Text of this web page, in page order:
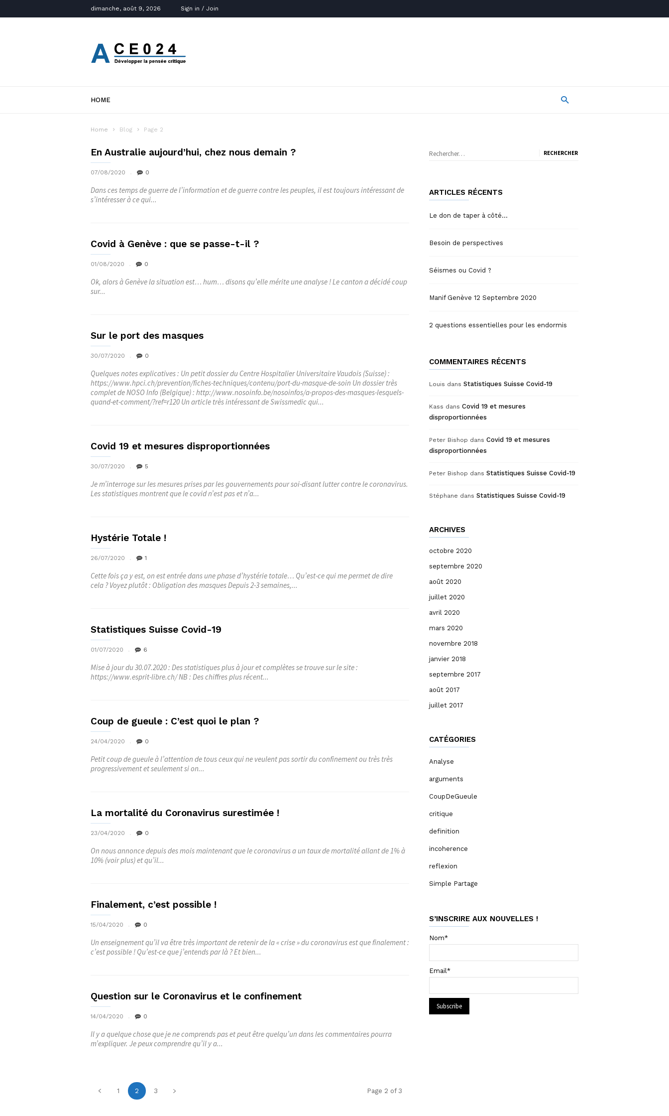
dimanche, août 9, 2026 Sign in / Join
HOME
Home Blog Page 2
En Australie aujourd’hui, chez nous demain ?
07/08/2020 0
Dans ces temps de guerre de l’information et de guerre contre les peuples, il est toujours intéressant de
s’intéresser à ce qui...
Covid à Genève : que se passe-t-il ?
01/08/2020 0
Ok, alors à Genève la situation est… hum… disons qu’elle mérite une analyse ! Le canton a décidé coup
sur...
Sur le port des masques
30/07/2020 0
Quelques notes explicatives : Un petit dossier du Centre Hospitalier Universitaire Vaudois (Suisse) :
https://www.hpci.ch/prevention/fiches-techniques/contenu/port-du-masque-de-soin Un dossier très
complet de NOSO Info (Belgique) : http://www.nosoinfo.be/nosoinfos/a-propos-des-masques-lesquels-
quand-et-comment/?ref=r120 Un article très intéressant de Swissmedic qui...
Covid 19 et mesures disproportionnées
30/07/2020 5
Je m’interroge sur les mesures prises par les gouvernements pour soi-disant lutter contre le coronavirus.
Les statistiques montrent que le covid n’est pas et n’a...
Hystérie Totale !
26/07/2020 1
Cette fois ça y est, on est entrée dans une phase d’hystérie totale… Qu’est-ce qui me permet de dire
cela ? Voyez plutôt : Obligation des masques Depuis 2-3 semaines,...
Statistiques Suisse Covid-19
01/07/2020 6
Mise à jour du 30.07.2020 : Des statistiques plus à jour et complètes se trouve sur le site :
https://www.esprit-libre.ch/ NB : Des chiffres plus récent...
Coup de gueule : C’est quoi le plan ?
24/04/2020 0
Petit coup de gueule à l’attention de tous ceux qui ne veulent pas sortir du confinement ou très très
progressivement et seulement si on...
La mortalité du Coronavirus surestimée !
23/04/2020 0
On nous annonce depuis des mois maintenant que le coronavirus a un taux de mortalité allant de 1% à
10% (voir plus) et qu’il...
Finalement, c’est possible !
15/04/2020 0
Un enseignement qu’il va être très important de retenir de la « crise » du coronavirus est que finalement :
c’est possible ! Qu’est-ce que j’entends par là ? Et bien...
Question sur le Coronavirus et le confinement
14/04/2020 0
Il y a quelque chose que je ne comprends pas et peut être quelqu’un dans les commentaires pourra
m’expliquer. Je peux comprendre qu’il y a...
1 2 3 Page 2 of 3
Rechercher :
ARTICLES RÉCENTS
Le don de taper à côté…
Besoin de perspectives
Séismes ou Covid ?
Manif Genève 12 Septembre 2020
2 questions essentielles pour les endormis
COMMENTAIRES RÉCENTS
Louis dans Statistiques Suisse Covid-19
Kass dans Covid 19 et mesures
disproportionnées
Peter Bishop dans Covid 19 et mesures
disproportionnées
Peter Bishop dans Statistiques Suisse Covid-19
Stéphane dans Statistiques Suisse Covid-19
ARCHIVES
octobre 2020
septembre 2020
août 2020
juillet 2020
avril 2020
mars 2020
novembre 2018
janvier 2018
septembre 2017
août 2017
juillet 2017
CATÉGORIES
Analyse
arguments
CoupDeGueule
critique
definition
incoherence
reflexion
Simple Partage
S’INSCRIRE AUX NOUVELLES !
Nom*
Email*